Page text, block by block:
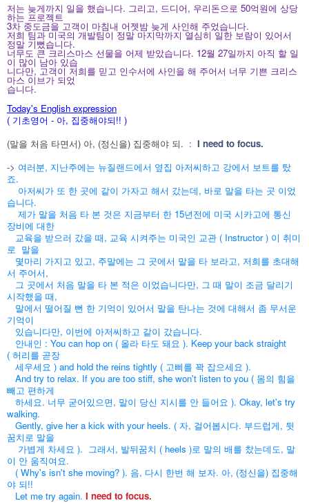
저는 늦게까지 일을 했습니다. 그리고, 드디어, 우리돈으로 50억원에 상당
하는 프로젝트
3차 중도금을 고객이 마침내 어젯밤 늦게 사인해 주었습니다.
저희 팀과 미국의 개발팀이 정말 마지막까지 열심히 일한 보람이 있어서
정말 기뻤습니다.
너무도 큰 크리스마스 선물을 어제 받았습니다. 12월 27일까지 아직 할 일
이 많이 남아 있습
니다만, 고객이 저희를 믿고 인수서에 사인을 해 주어서 너무 기쁜 크리스
마스 이브가 되었
습니다.
Today's English expression
( 기초영어 - 아, 집중해야되!! )
(말을 처음 타면서) 아, (정신을) 집중해야 되. : I need to focus.
-> 여러분, 지난주에는 뉴질랜드에서 옆집 아저씨하고 강에서 보트를 탔
죠.
아저씨가 또 한 곳에 같이 가자고 해서 갔는데, 바로 말을 타는 곳 이었
습니다.
제가 말을 처음 타 본 것은 지금부터 한 15년전에 미국 시카고에 통신
장비에 대한
교육을 받으러 갔을 때, 교육 시켜주는 미국인 교관 ( Instructor ) 이 취미
로 말을
몇마리 가지고 있고, 주말에는 그 곳에서 말을 타 보라고, 저희를 초대해
서 주어서,
그 곳에서 처음 말을 타 본 적은 이었습니다만, 그 때 말이 조금 달리기
시작했을 때,
말에서 떨어질 뻔 한 기억이 있어서 말을 탄나는 것에 대해서 좀 무서운
기억이
있습니다만, 이번에 아저씨하고 같이 갔습니다.
안내인 : You can hop on ( 올라 타도 돼요 ). Keep your back straight
( 허리를 곧장
세우세요 ) and hold the reins tightly ( 고삐를 꽉 잡으세요 ).
And try to relax. If you are too stiff, she won't listen to you ( 몸의 힘을
빼고 편하게
하세요. 너무 굳어있으면, 말이 당신 지시를 안 들어요 ). Okay, let's try
walking.
Gently, give her a kick with your heels. ( 자, 걸어봅시다. 부드럽게, 뒷
꿈치로 말을
가볍게 차세요 ). 그래서, 발뒤꿈치 ( heels )로 말의 배를 찼는데도, 말
이 안 움직여요.
( Why's isn't she moving? ). 음, 다시 한번 해 보자. 아, (정신을) 집중해
야 되!!
Let me try again. I need to focus.